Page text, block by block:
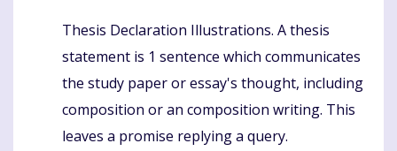
Komentaras
Thesis Declaration Illustrations. A thesis
statement is 1 sentence which communicates
the study paper or essay's thought, including
composition or an composition writing. This
leaves a promise replying a query.